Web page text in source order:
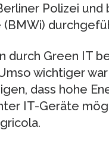
Polizei
durch Green IT
wichtiger war
dass hohe
IT-Geräte